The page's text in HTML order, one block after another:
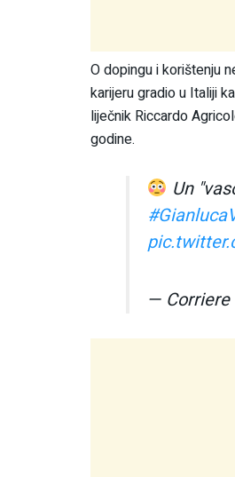
O dopingu i korištenju
karijeru gradio u Italiji
liječnik Riccardo
godine.
Un
— Corriere